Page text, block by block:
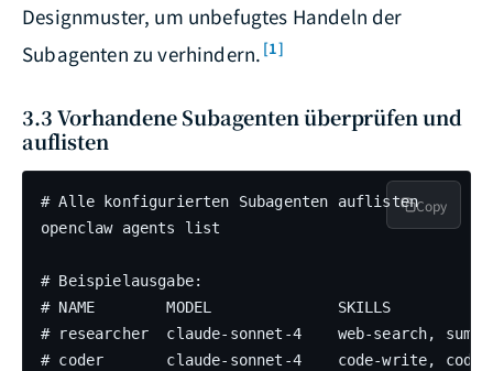
Designmuster, um unbefugtes Handeln der
Subagenten zu verhindern. [1]
3.3 Vorhandene Subagenten überprüfen und
auflisten
# Alle konfigurierten Subagenten auflisten
openclaw agents list
# Beispielausgabe:
# NAME        MODEL              SKILLS
# researcher  claude-sonnet-4    web-search,
# coder       claude-sonnet-4    code-write,
Copy